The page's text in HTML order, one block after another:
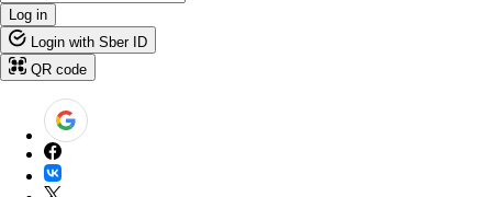
Log in
Login with Sber ID
QR code